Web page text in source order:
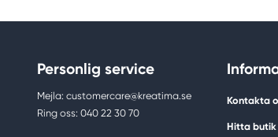
Personlig service
Mejla: customercare@kreatima.se
Ring oss: 040 22 30 70
Kontakta
Hitta butik